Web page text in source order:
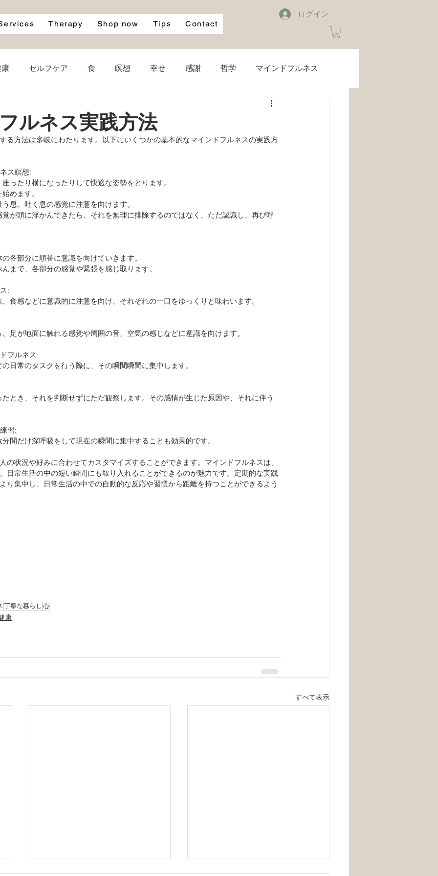
Therapy Shop now Tips Contact
ログイン
セルフケア 食 瞑想 幸せ 感謝 哲学 マインドフルネス
ブルーライトカット
言 成功 雨 映画 洋服 エシカル 睡眠 音楽
ルネス実践方法
る方法は多岐にわたります。以下にいくつかの基本的なマインドフルネスの実践方
ス瞑想:
座ったり横になったりして快適な姿勢をとります。
始めます。
う息、吐く息の感覚に注意を向けます。
の各部分に順番に意識を向けていきます。
んまで、各部分の感覚や緊張を感じ取ります。
:
味、食感などに意識的に注意を向け、それぞれの一口をゆっくりと味わいます。
ら、足が地面に触れる感覚や周囲の音、空気の感じなどに意識を向けます。
フルネス:
どの日常のタスクを行う際に、その瞬間瞬間に集中します。
習:
数分間だけ深呼吸をして現在の瞬間に集中することも効果的です。
の状況や好みに合わせてカスタマイズすることができます。マインドフルネスは、
日常生活の中の短い瞬間にも取り入れることができるのが魅力です。定期的な実践
り集中し、日常生活の中での自動的な反応や習慣から距離を持つことができるよう
丁寧な暮らし 心
康
すべて表示